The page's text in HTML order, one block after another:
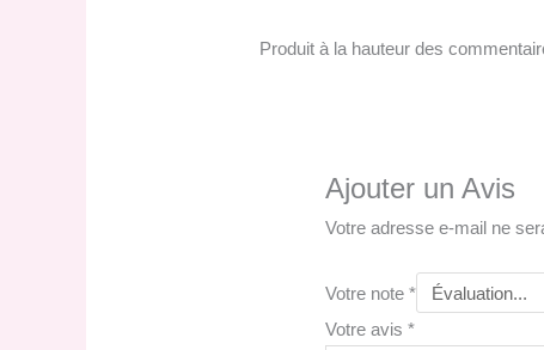
Produit à la hauteur des
Ajouter un Avis
Votre adresse e-mail ne
Votre note*
Votre avis*